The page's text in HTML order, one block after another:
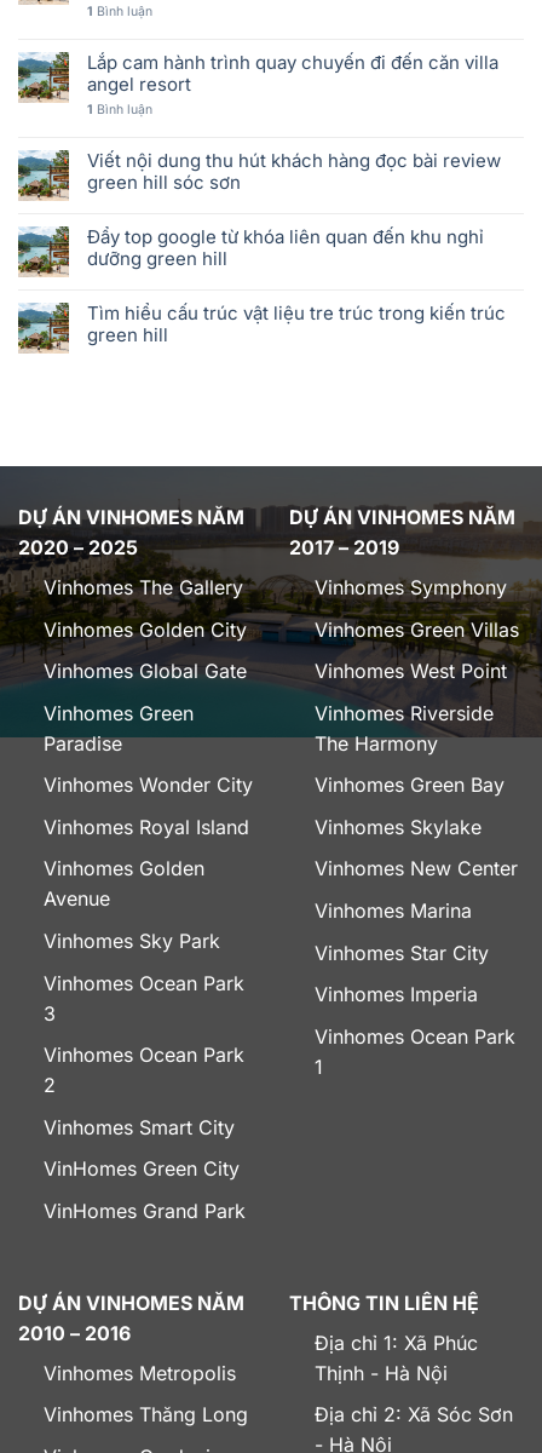
1 Bình luận
Lắp cam hành trình quay chuyến đi đến căn villa
angel resort
1 Bình luận
Viết nội dung thu hút khách hàng đọc bài review
green hill sóc sơn
Đẩy top google từ khóa liên quan đến khu nghỉ
dưỡng green hill
Tìm hiểu cấu trúc vật liệu tre trúc trong kiến trúc
green hill
DỰ ÁN VINHOMES NĂM
2020 – 2025
Vinhomes The Gallery
Vinhomes Golden City
Vinhomes Global Gate
Vinhomes Green
Paradise
Vinhomes Wonder City
Vinhomes Royal Island
Vinhomes Golden
Avenue
Vinhomes Sky Park
Vinhomes Ocean Park
3
Vinhomes Ocean Park
2
Vinhomes Smart City
VinHomes Green City
VinHomes Grand Park
DỰ ÁN VINHOMES NĂM
2017 – 2019
Vinhomes Symphony
Vinhomes Green Villas
Vinhomes West Point
Vinhomes Riverside
The Harmony
Vinhomes Green Bay
Vinhomes Skylake
Vinhomes New Center
Vinhomes Marina
Vinhomes Star City
Vinhomes Imperia
Vinhomes Ocean Park
1
DỰ ÁN VINHOMES NĂM
2010 – 2016
Vinhomes Metropolis
Vinhomes Thăng Long
THÔNG TIN LIÊN HỆ
Địa chỉ 1: Xã Phúc
Thịnh - Hà Nội
Địa chỉ 2: Xã Sóc Sơn
- Hà Nội